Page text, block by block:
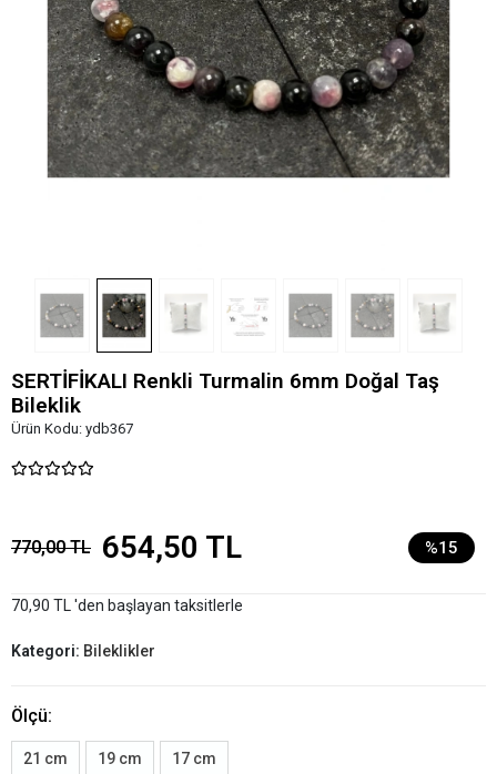
SERTİFİKALI Renkli Turmalin 6mm Doğal Taş
Bileklik
Ürün Kodu: ydb367
770,00 TL 654,50 TL %15
70,90 TL 'den başlayan taksitlerle
Kategori: Bileklikler
Ölçü:
21 cm 19 cm 17 cm